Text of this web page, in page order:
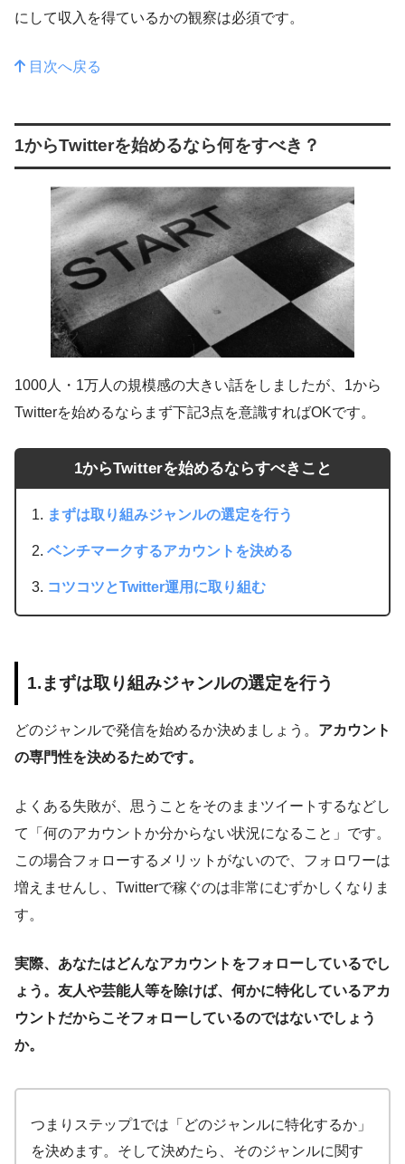
にして収入を得ているかの観察は必須です。
目次へ戻る
1からTwitterを始めるなら何をすべき？
1000人・1万人の規模感の大きい話をしましたが、1から
Twitterを始めるならまず下記3点を意識すればOKです。
1からTwitterを始めるならすべきこと
まずは取り組みジャンルの選定を行う
ベンチマークするアカウントを決める
コツコツとTwitter運用に取り組む
1.まずは取り組みジャンルの選定を行う
どのジャンルで発信を始めるか決めましょう。 アカウント
の専門性を決めるためです。
よくある失敗が、思うことをそのままツイートするなどし
て「何のアカウントか分からない状況になること」です。
この場合フォローするメリットがないので、フォロワーは
増えませんし、Twitterで稼ぐのは非常にむずかしくなりま
す。
実際、あなたはどんなアカウントをフォローしているでし
ょう。友人や芸能人等を除けば、何かに特化しているアカ
ウントだからこそフォローしているのではないでしょう
か。
つまりステップ1では「どのジャンルに特化するか」
を決めます。そして決めたら、そのジャンルに関す